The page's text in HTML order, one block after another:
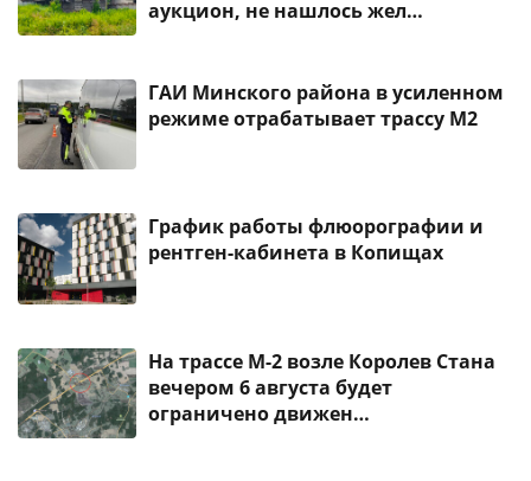
аукцион, не нашлось жел…
ГАИ Минского района в усиленном
режиме отрабатывает трассу М2
График работы флюорографии и
рентген-кабинета в Копищах
На трассе М-2 возле Королев Стана
вечером 6 августа будет
ограничено движен…